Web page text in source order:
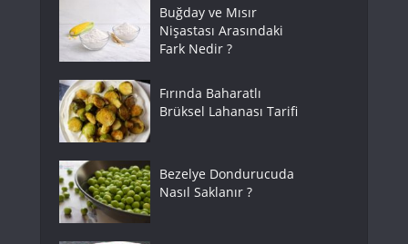
Buğday ve Mısır
Nişastası Arasındaki
Fark Nedir ?
Fırında Baharatlı
Brüksel Lahanası Tarifi
Bezelye Dondurucuda
Nasıl Saklanır ?